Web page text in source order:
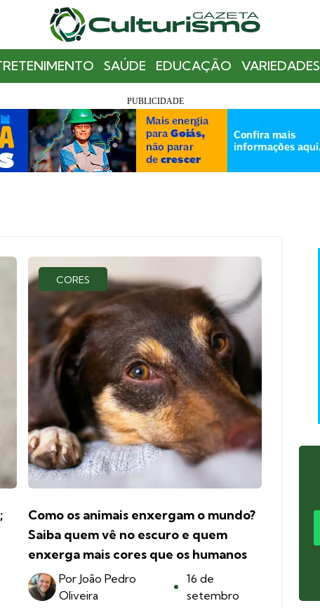
SAÚDE EDUCAÇÃO VARIEDADES
CORES
Como os animais enxergam o mundo?
Saiba quem vê no escuro e quem
enxerga mais cores que os humanos
Por João Pedro
Oliveira
16 de
setembro